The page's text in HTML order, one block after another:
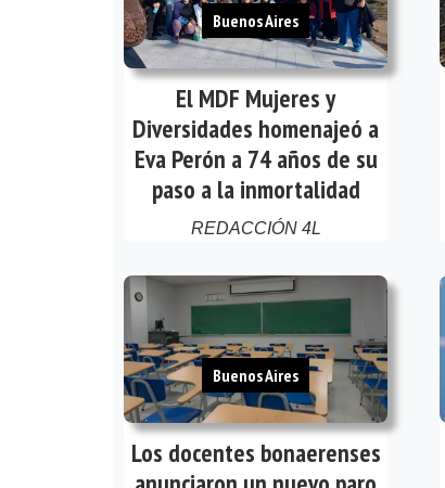
El MDF Mujeres y
Diversidades homenajeó a
Eva Perón a 74 años de su
paso a la inmortalidad
REDACCIÓN 4L
Buenos Aires
Los docentes bonaerenses
Buenos Aires